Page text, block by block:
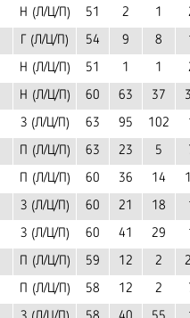
Н (Л/Ц/П) 51 2 1
Г (Л/Ц/П) 54 9 8
Н (Л/Ц/П) 51 1 1
Н (Л/Ц/П) 60 63 37
З (Л/Ц/П) 63 95 102
П (Л/Ц/П) 63 23 5
П (Л/Ц/П) 60 36 14
З (Л/Ц/П) 60 21 18
З (Л/Ц/П) 60 41 29
П (Л/Ц/П) 59 12 2
П (Л/Ц/П) 58 12 2